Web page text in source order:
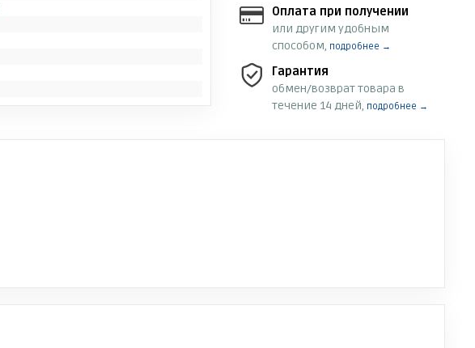
Оплата при получении
или другим удобным
способом, подробнее →
Гарантия
обмен/возврат товара в
течение 14 дней, подробнее →